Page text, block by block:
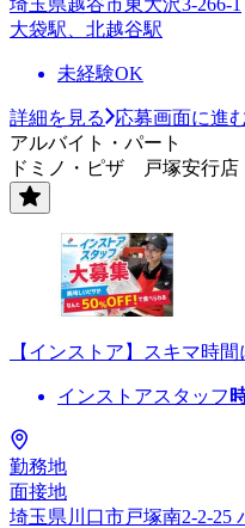
大袋駅、北越谷駅
未経験OK
詳細を見る
応募画面に進
アルバイト・パート
ドミノ・ピザ 戸塚安行店
【インストア】スキマ時
インストアスタッフ
勤務地
面接地
埼玉県川口市戸塚南2-2-25